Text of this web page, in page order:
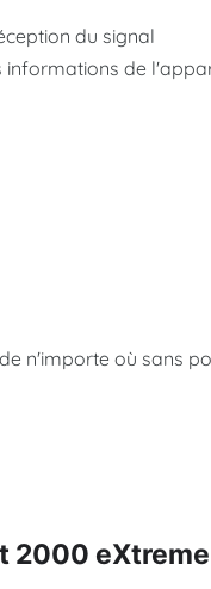
du signal
de
n'importe où sans
2000 eXtreme